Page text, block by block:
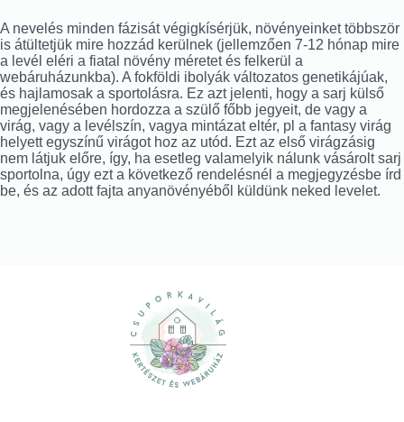
A nevelés minden fázisát végigkísérjük, növényeinket többször
is átültetjük mire hozzád kerülnek (jellemzően 7-12 hónap mire
a levél eléri a fiatal növény méretet és felkerül a
webáruházunkba). A fokföldi ibolyák változatos genetikájúak,
és hajlamosak a sportolásra. Ez azt jelenti, hogy a sarj külső
megjelenésében hordozza a szülő főbb jegyeit, de vagy a
virág, vagy a levélszín, vagya mintázat eltér, pl a fantasy virág
helyett egyszínű virágot hoz az utód. Ezt az első virágzásig
nem látjuk előre, így, ha esetleg valamelyik nálunk vásárolt sarj
sportolna, úgy ezt a következő rendelésnél a megjegyzésbe írd
be, és az adott fajta anyanövényéből küldünk neked levelet.